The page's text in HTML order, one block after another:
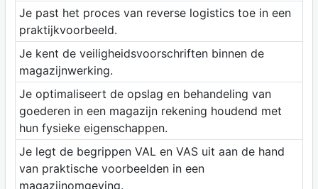
Je past het proces van reverse logistics toe in een
praktijkvoorbeeld.
Je kent de veiligheidsvoorschriften binnen de
magazijnwerking.
Je optimaliseert de opslag en behandeling van
goederen in een magazijn rekening houdend met
hun fysieke eigenschappen.
Je legt de begrippen VAL en VAS uit aan de hand
van praktische voorbeelden in een
magazijnomgeving.